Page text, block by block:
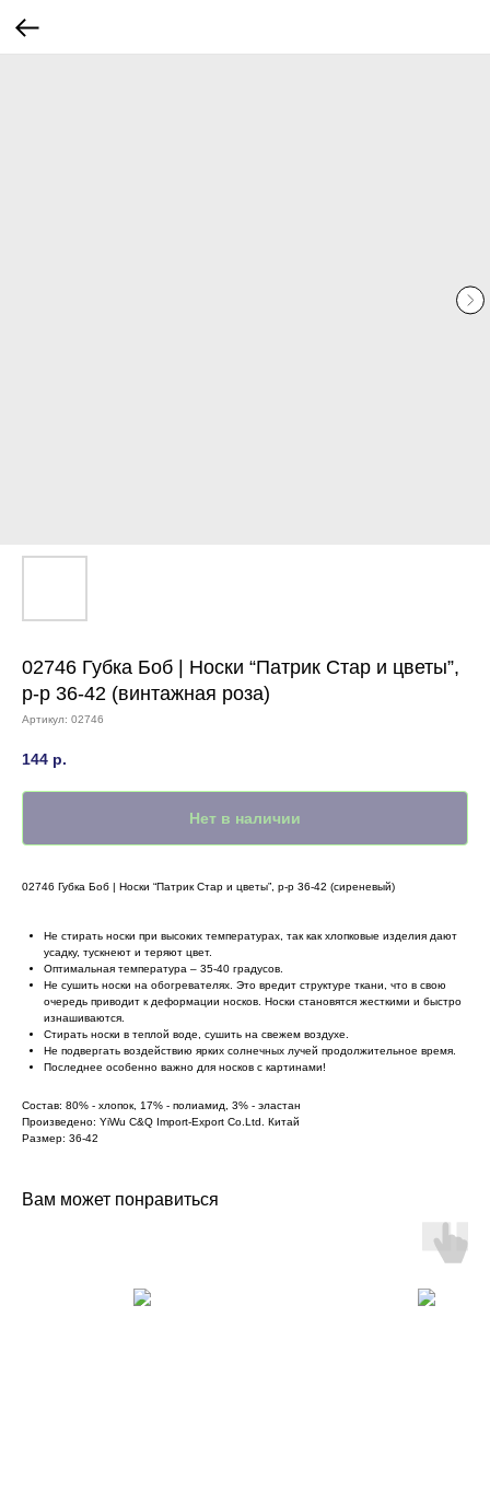
02746 Губка Боб | Носки “Патрик Стар и цветы”,
р-р 36-42 (винтажная роза)
Артикул: 02746
144 р.
Нет в наличии
02746 Губка Боб | Носки “Патрик Стар и цветы”, р-р 36-42 (сиреневый)
Не стирать носки при высоких температурах, так как хлопковые изделия дают
усадку, тускнеют и теряют цвет.
Оптимальная температура – 35-40 градусов.
Не сушить носки на обогревателях. Это вредит структуре ткани, что в свою
очередь приводит к деформации носков. Носки становятся жесткими и быстро
изнашиваются.
Стирать носки в теплой воде, сушить на свежем воздухе.
Не подвергать воздействию ярких солнечных лучей продолжительное время.
Последнее особенно важно для носков с картинами!
Состав: 80% - хлопок, 17% - полиамид, 3% - эластан
Произведено: YiWu C&Q Import-Export Co.Ltd. Китай
Размер: 36-42
Вам может понравиться